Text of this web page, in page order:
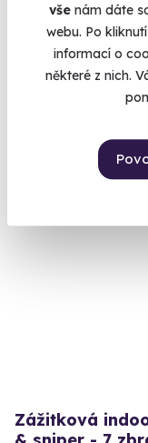
vše nám dáte
webu. Po
informací o
některé z nich.
Jízda v Ariel
Vyzkoušejte si
Masarykův
(+ 2 další
2 300 Kč
Zážitková